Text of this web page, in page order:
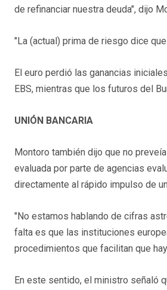
de refinanciar nuestra deuda", dijo
"La (actual) prima de riesgo dice
El euro perdió las ganancias
EBS, mientras que los futuros del
UNIÓN BANCARIA
Montoro también dijo que no
evaluada por parte de agencias
directamente al rápido impulso de
"No estamos hablando de cifras
falta es que las instituciones
procedimientos que facilitan que
En este sentido, el ministro señaló